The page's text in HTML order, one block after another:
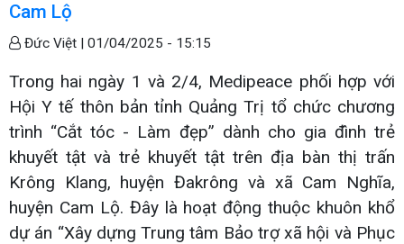
Cam Lộ
Đức Việt | 01/04/2025 - 15:15
Trong hai ngày 1 và 2/4, Medipeace phối hợp với
Hội Y tế thôn bản tỉnh Quảng Trị tổ chức chương
trình “Cắt tóc - Làm đẹp” dành cho gia đình trẻ
khuyết tật và trẻ khuyết tật trên địa bàn thị trấn
Krông Klang, huyện Đakrông và xã Cam Nghĩa,
huyện Cam Lộ. Đây là hoạt động thuộc khuôn khổ
dự án “Xây dựng Trung tâm Bảo trợ xã hội và Phục